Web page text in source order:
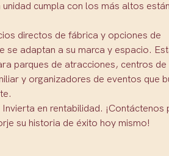
cumpla con los más altos
directos de fábrica y opciones de
se adaptan a su marca y espacio.
parques de atracciones, centros de
y organizadores de eventos que
Invierta en rentabilidad.
su historia de éxito hoy mismo!